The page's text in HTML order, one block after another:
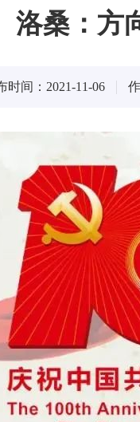
洛桑：方
时间：2021-11-06